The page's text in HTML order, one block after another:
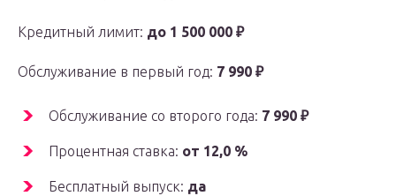
Кредитный лимит: до 1 500 000 ₽
Обслуживание в первый год: 7 990 ₽
Обслуживание со второго года: 7 990 ₽
Процентная ставка: от 12,0 %
Бесплатный выпуск: да